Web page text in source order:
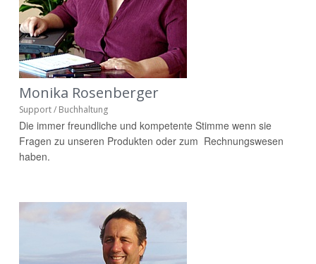
Monika Rosenberger
Support / Buchhaltung
Die immer freundliche und kompetente Stimme wenn sie
Fragen zu unseren Produkten oder zum Rechnungswesen
haben.